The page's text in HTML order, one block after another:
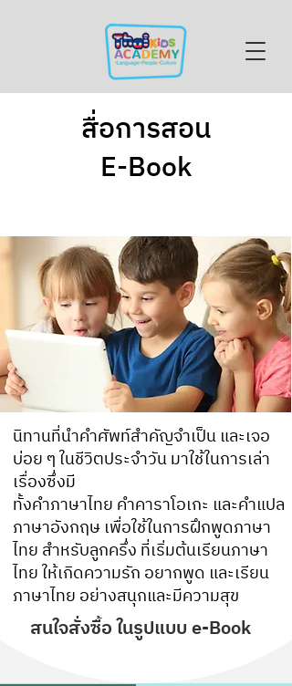
สื่อการสอน
E-Book
นิทานที่นำคำศัพท์สำคัญจำเป็น และเจอ
บ่อย ๆ ในชีวิตประจำวัน มาใช้ในการเล่า
เรื่องซึ่งมี
ทั้งคำภาษาไทย คำคาราโอเกะ และคำแปล
ภาษาอังกฤษ เพื่อใช้ในการฝึกพูดภาษา
ไทย สำหรับลูกครึ่ง ที่เริ่มต้นเรียนภาษา
ไทย ให้เกิดความรัก อยากพูด และเรียน
ภาษาไทย อย่างสนุกและมีความสุข
สนใจสั่งซื้อ ในรูปแบบ e-Book